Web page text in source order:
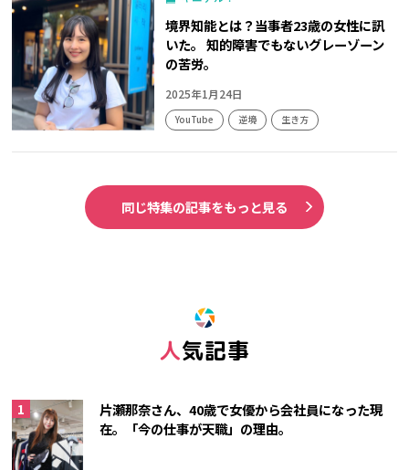
境界知能とは？当事者23歳の女性に訊
いた。 知的障害でもないグレーゾーン
の苦労。
2025年1月24日
YouTube 逆境 生き方
同じ特集の記事をもっと見る
人気記事
片瀬那奈さん、40歳で女優から会社員になった現
在。「今の仕事が天職」の理由。